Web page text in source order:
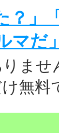
？
マだ
ま
無料